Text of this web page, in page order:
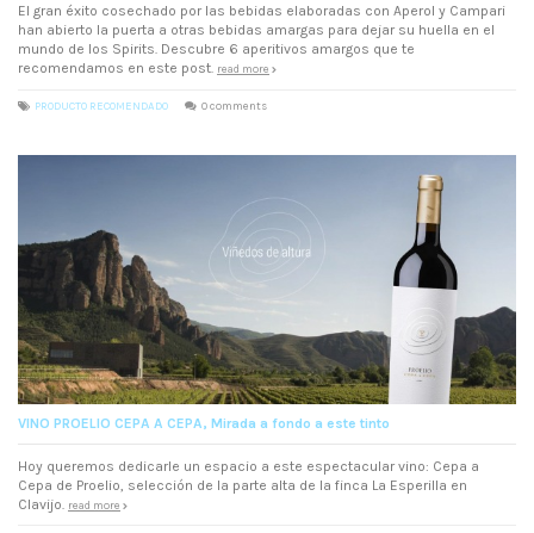
El gran éxito cosechado por las bebidas elaboradas con Aperol y Campari
han abierto la puerta a otras bebidas amargas para dejar su huella en el
mundo de los Spirits. Descubre 6 aperitivos amargos que te
recomendamos en este post. read more
PRODUCTO RECOMENDADO 0 comments
VINO PROELIO CEPA A CEPA, Mirada a fondo a este tinto
Hoy queremos dedicarle un espacio a este espectacular vino: Cepa a
Cepa de Proelio, selección de la parte alta de la finca La Esperilla en
Clavijo.
read more